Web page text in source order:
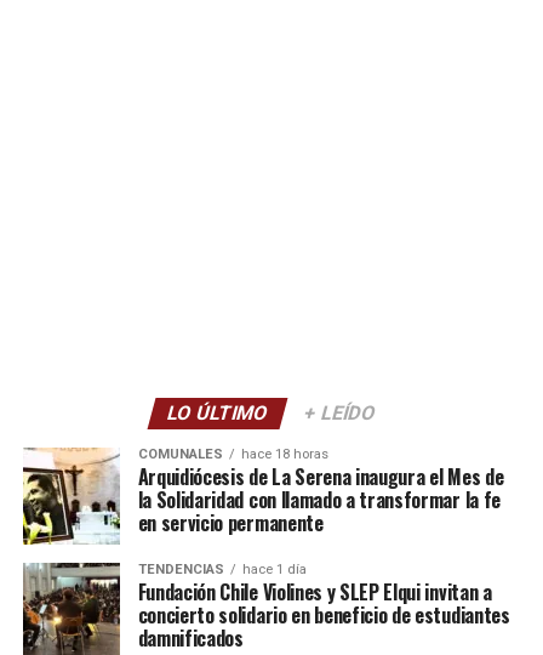
LO ÚLTIMO + LEÍDO
COMUNALES hace 18 horas
Arquidiócesis de La Serena inaugura el Mes de
la Solidaridad con llamado a transformar la fe
en servicio permanente
TENDENCIAS hace 1 día
Fundación Chile Violines y SLEP Elqui invitan a
concierto solidario en beneficio de estudiantes
damnificados